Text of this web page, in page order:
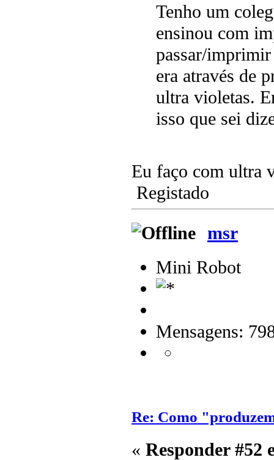
Tenho um
ensinou com
passar/
era através de
ultra violetas.
isso que sei
Eu faço com ultra
Registado
msr
Mini Robot
Mensagens:
Re: Como
« Responder #52